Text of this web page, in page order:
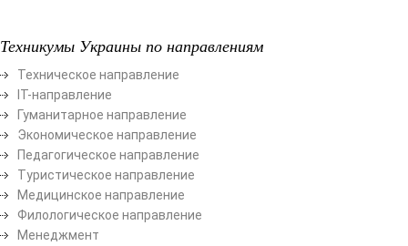
Техникумы Украины по направлениям
Техническое направление
ІТ-направление
Гуманитарное направление
Экономическое направление
Педагогическое направление
Туристическое направление
Медицинское направление
Филологическое направление
Менеджмент